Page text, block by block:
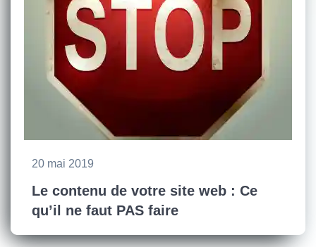
20 mai 2019
Le contenu de votre site web : Ce
qu’il ne faut PAS faire